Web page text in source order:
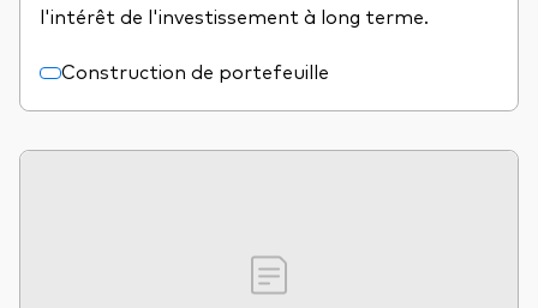
l'intérêt de l'investissement à long terme.
Construction de portefeuille